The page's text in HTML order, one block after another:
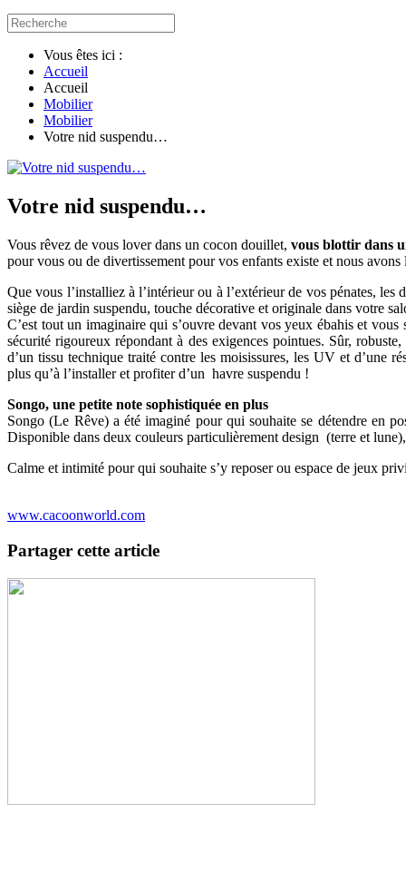
Vous êtes ici :
Accueil
Accueil
Mobilier
Mobilier
Votre nid suspendu…
Votre nid suspendu…
Vous rêvez de vous lover dans un cocon douillet, vous blottir dans
pour vous ou de divertissement pour vos enfants existe et nous
Que vous l’installiez à l’intérieur ou à l’extérieur de vos pénates,
siège de jardin suspendu, touche décorative et originale dans votre
C’est tout un imaginaire qui s’ouvre devant vos yeux ébahis et
sécurité rigoureux répondant à des exigences pointues. Sûr,
d’un tissu technique traité contre les moisissures, les UV et d’une
plus qu’à l’installer et profiter d’un havre suspendu !
Songo, une petite note sophistiquée en plus
Songo (Le Rêve) a été imaginé pour qui souhaite se détendre en
Disponible dans deux couleurs particulièrement design (terre et
Calme et intimité pour qui souhaite s’y reposer ou espace de jeux
www.cacoonworld.com
Partager cette article